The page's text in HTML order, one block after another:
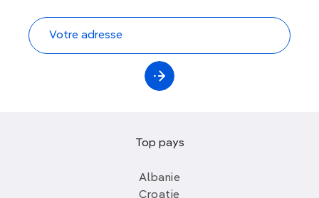
Top pays
Albanie
Croatie